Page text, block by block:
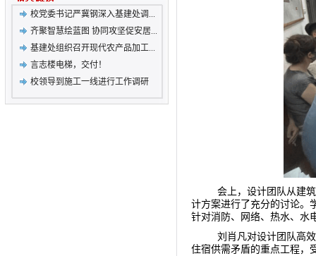
校党委书记严冀钢深入基建处调...
齐聚智慧绘蓝图 协同攻坚促安居...
基建处组织召开现代农产品加工...
言志楼电梯，交付！
校领导到施工一线进行工作调研
会上，设计团队从建
计方案进行了充分的讨论。
针对消防、网络、热水、水
刘肖凡对设计团队高
住宿供需矛盾的重点工程，